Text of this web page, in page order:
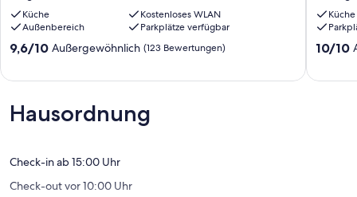
Bamberg
Stegaurach
Küche
Kostenloses WLAN
Außenbereich
Parkplätze verfügbar
9.6
(123
Bewertungen)
9,6/10 Außergewöhnlich (123 Bewertungen)
im
Saal
Küche
10.0
10/10
Hausordnung
Check-in ab 15:00 Uhr
Check-out vor 10:00 Uhr